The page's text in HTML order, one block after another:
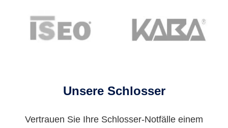
Unsere Schlosser
Vertrauen Sie Ihre Schlosser-Notfälle einem